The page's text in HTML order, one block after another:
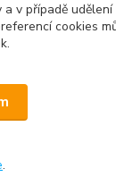
v případě
cookies
.